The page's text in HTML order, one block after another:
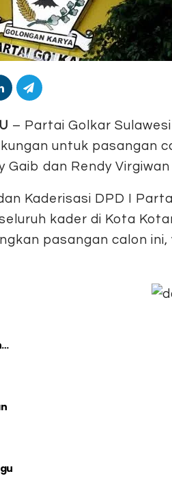
– Partai Golkar
untuk pasangan
Gaib dan Rendy
Kaderisasi DPD I
kader di Kota
pasangan calon ini,